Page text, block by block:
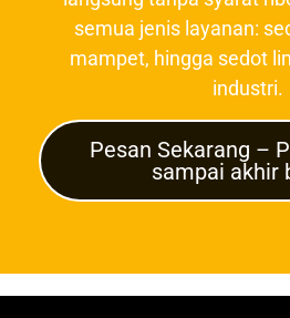
semua jenis layanan:
mampet, hingga sedot
industri.
Pesan Sekarang –
sampai akhir